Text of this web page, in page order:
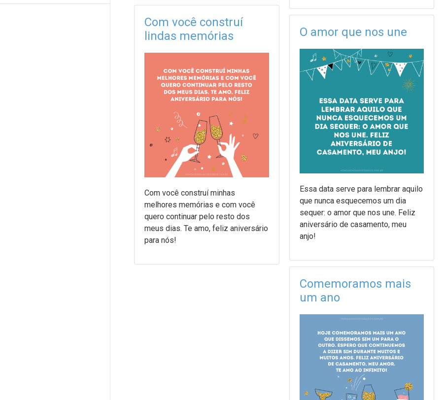
Com você construí
lindas memórias
Com você construí minhas
melhores memórias e com você
quero continuar pelo resto dos
meus dias. Te amo, feliz aniversário
para nós!
O amor que nos une
Essa data serve para lembrar aquilo
que nunca esquecemos um dia
sequer: o amor que nos une. Feliz
aniversário de casamento, meu
anjo!
Comemoramos mais
um ano